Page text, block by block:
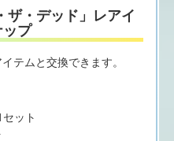
ザ・デッド」レアイ
プ
テムと交換できます。
ット